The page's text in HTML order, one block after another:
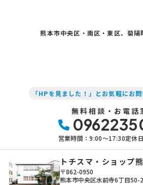
熊本市中央区・南区・東区、菊陽
「HPを見ました！」とお気軽にお
無料相談・お電話
営業時間：9:00〜17:30定休
トチスマ・ショップ
〒862-0950
熊本市中央区水前寺6丁目50-